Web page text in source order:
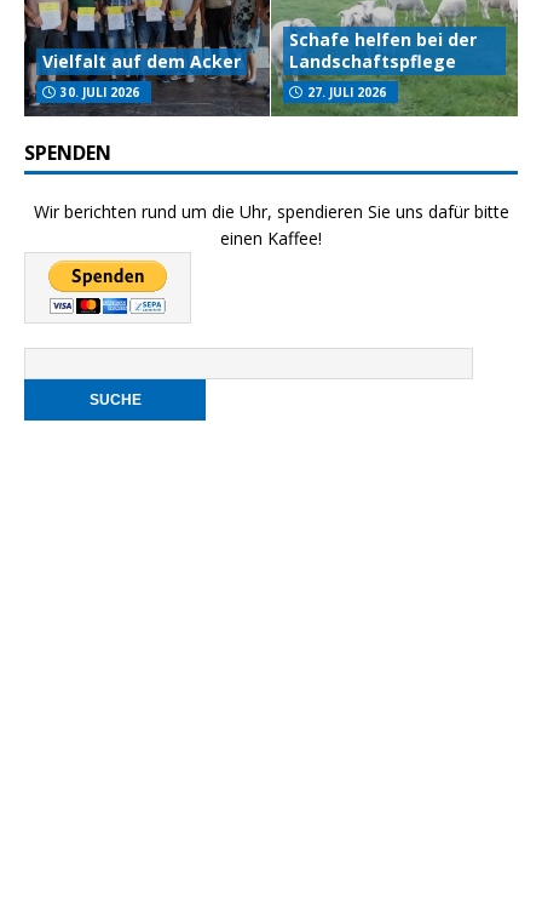
Vielfalt auf dem Acker
30. JULI 2026
Schafe helfen bei der
Landschaftspflege
27. JULI 2026
SPENDEN
Wir berichten rund um die Uhr, spendieren Sie uns dafür bitte
einen Kaffee!